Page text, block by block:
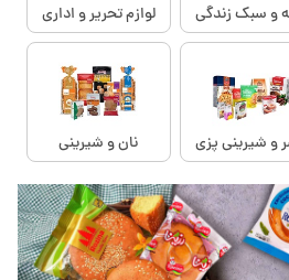
و سبک زندگی لوازم تحریر و اداری
و شیرینی پزی نان و شیرینی